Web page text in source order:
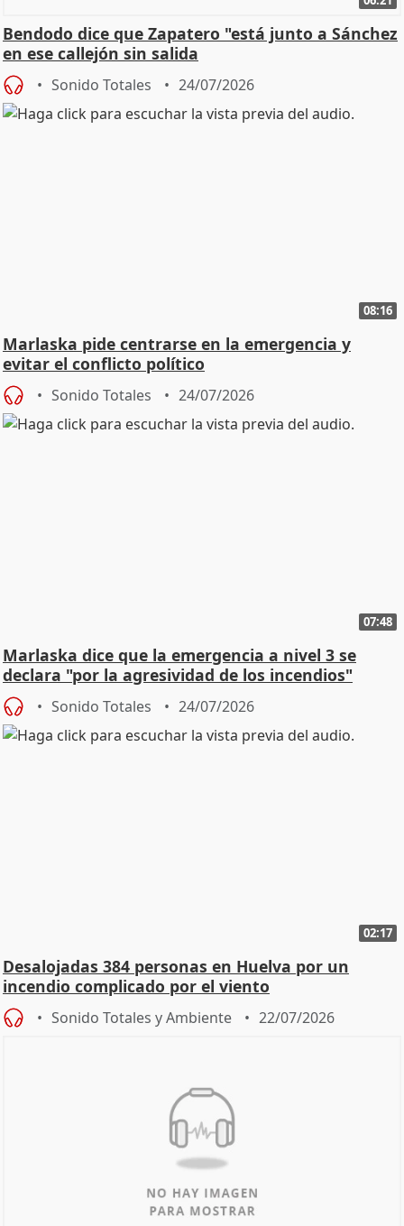
Bendodo dice que Zapatero "está junto a Sánchez
en ese callejón sin salida
Sonido Totales 24/07/2026
08:16
Marlaska pide centrarse en la emergencia y
evitar el conflicto político
Sonido Totales 24/07/2026
07:48
Marlaska dice que la emergencia a nivel 3 se
declara "por la agresividad de los incendios"
Sonido Totales 24/07/2026
02:17
Desalojadas 384 personas en Huelva por un
incendio complicado por el viento
Sonido Totales y Ambiente 22/07/2026